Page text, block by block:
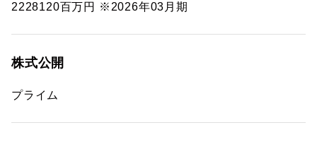
2228120百万円 ※2026年03月期
株式公開
プライム